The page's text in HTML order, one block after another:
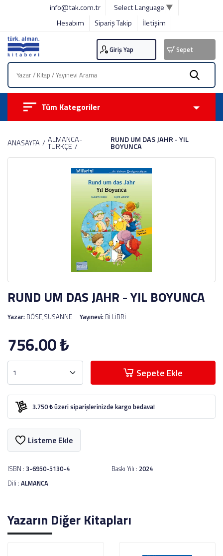
info@tak.com.tr Select Language ▼
Hesabım
Sipariş Takip İletişim
Giriş Yap Sepet
Tüm Kategoriler
ANASAYFA ALMANCA-
TÜRKÇE
RUND UM DAS JAHR - YIL
BOYUNCA
RUND UM DAS JAHR - YIL BOYUNCA
Yazar: BÖSE,SUSANNE Yayınevi: Bİ LİBRİ
756.00₺
Sepete Ekle
3.750 ₺ üzeri siparişlerinizde kargo bedava!
Listeme Ekle
ISBN : 3-6950-5130-4 Baskı Yılı : 2024
Dili : ALMANCA
Yazarın Diğer Kitapları